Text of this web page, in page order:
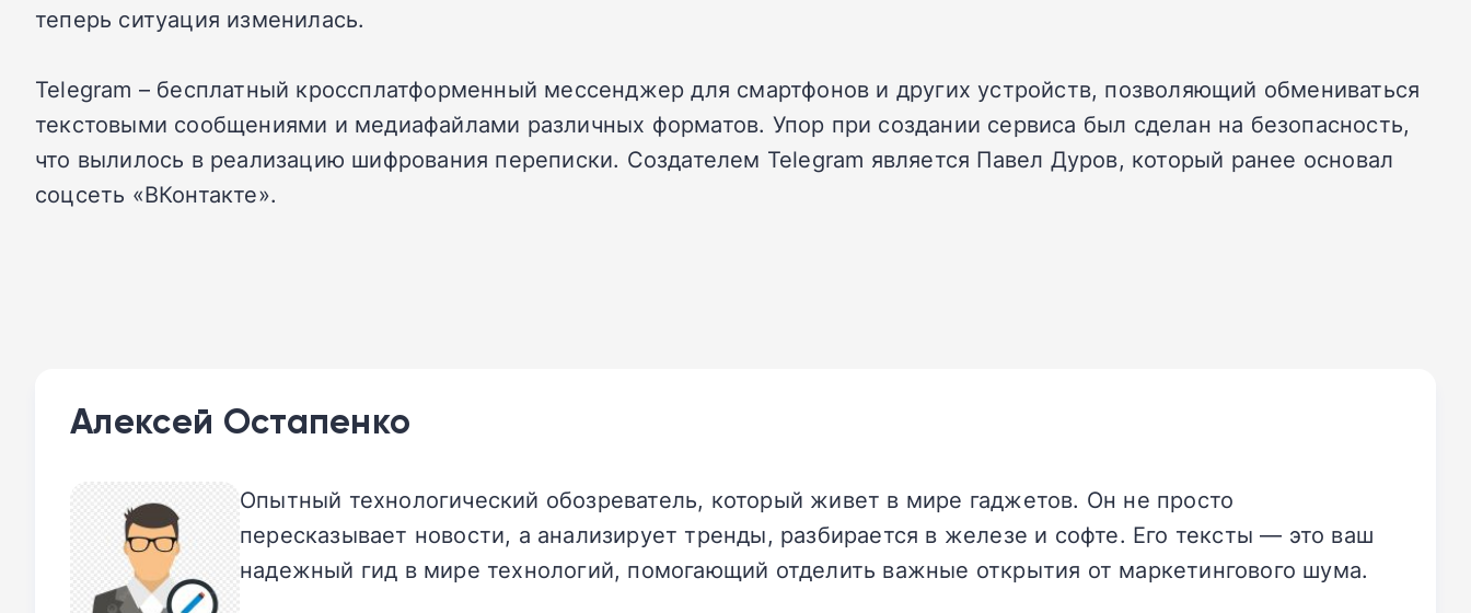
теперь ситуация изменилась.
Telegram – бесплатный кроссплатформенный мессенджер для смартфонов и других устройств, позволяющий обмениваться
текстовыми сообщениями и медиафайлами различных форматов. Упор при создании сервиса был сделан на безопасность,
что вылилось в реализацию шифрования переписки. Создателем Telegram является Павел Дуров, который ранее основал
соцсеть «ВКонтакте».
Алексей Остапенко
Опытный технологический обозреватель, который живет в мире гаджетов. Он не просто
пересказывает новости, а анализирует тренды, разбирается в железе и софте. Его тексты — это ваш
надежный гид в мире технологий, помогающий отделить важные открытия от маркетингового шума.